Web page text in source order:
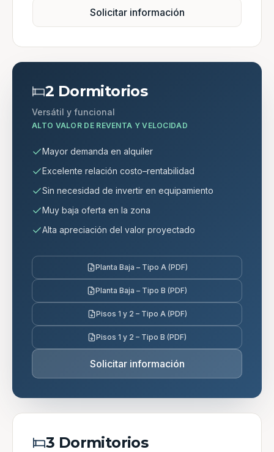
Solicitar información
2 Dormitorios
Versátil y funcional
ALTO VALOR DE REVENTA Y VELOCIDAD
Mayor demanda en alquiler
Excelente relación costo–rentabilidad
Sin necesidad de invertir en equipamiento
Muy baja oferta en la zona
Alta apreciación del valor proyectado
Planta Baja – Tipo A (PDF)
Planta Baja – Tipo B (PDF)
Pisos 1 y 2 – Tipo A (PDF)
Pisos 1 y 2 – Tipo B (PDF)
Solicitar información
3 Dormitorios